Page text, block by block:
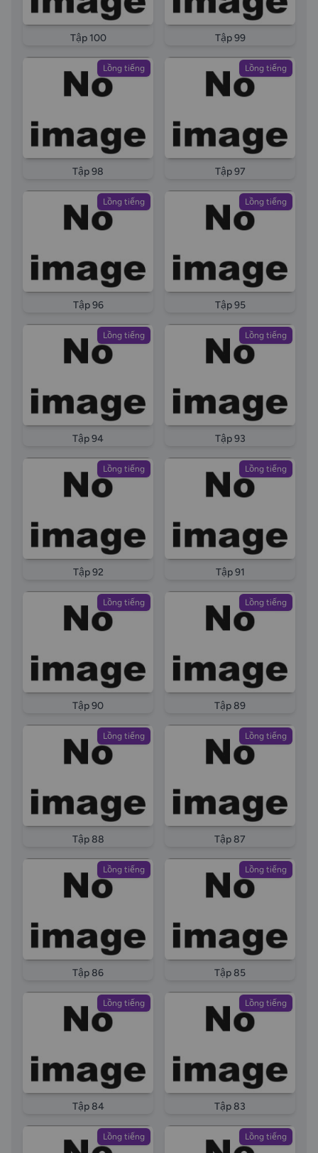
Tập 100 Tập 99
Lồng tiếng
Tập 98
Lồng tiếng
Tập 97
Lồng tiếng
Tập 96
Lồng tiếng
Tập 95
Lồng tiếng
Tập 94
Lồng tiếng
Tập 93
Lồng tiếng
Tập 92
Lồng tiếng
Tập 91
Lồng tiếng
Tập 90
Lồng tiếng
Tập 89
Lồng tiếng
Tập 88
Lồng tiếng
Tập 87
Lồng tiếng
Tập 86
Lồng tiếng
Tập 85
Lồng tiếng
Tập 84
Lồng tiếng
Tập 83
Lồng tiếng Lồng tiếng